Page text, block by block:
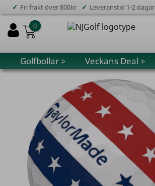
✓ Fri frakt över 800kr ✓ Leveranstid 1-2 dagar
0
Golfbollar > Veckans Deal >